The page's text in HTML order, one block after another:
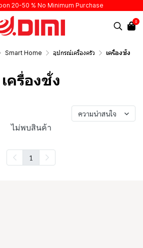
20-50 % No Minimum Purchase
0
Smart Home อุปกรณ์เครื่องครัว เครื่องชั่ง
เครื่องชั่ง
ความน่าสนใจ
ไม่พบสินค้า
1